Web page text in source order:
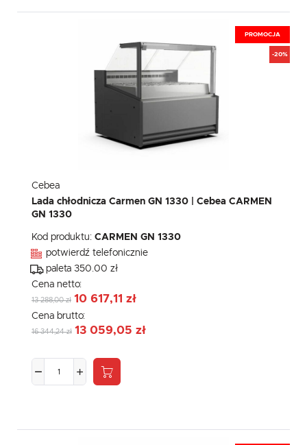
PROMOCJA
-20%
Cebea
Lada chłodnicza Carmen GN 1330 | Cebea CARMEN
GN 1330
Kod produktu: CARMEN GN 1330
potwierdź telefonicznie
paleta 350.00 zł
Cena netto:
13 288,00 zł 10 617,11 zł
Cena brutto:
16 344,24 zł 13 059,05 zł